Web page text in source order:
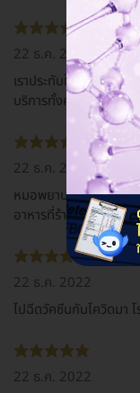
22 ธ.ค. 2022
เราประทับใจนะ แพทย์
บริการทั้งครอบครัวเลย
22 ธ.ค. 2022
หมอพยาบาลบริการดูแ
อาหารที่ร้านปันรสอร่อ
22 ธ.ค. 2022
ไปฉีดวัคซีนกันโควิดมา
22 ธ.ค. 2022